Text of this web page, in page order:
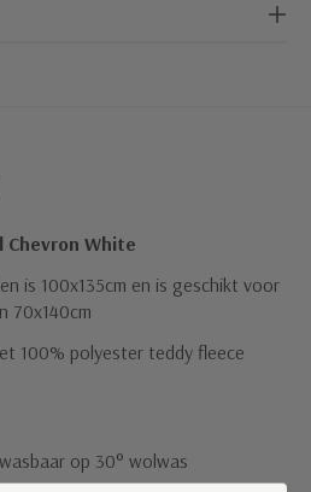
Chevron White
is 100x135cm en is geschikt voor
70x140cm
100% polyester teddy fleece
op 30° wolwas